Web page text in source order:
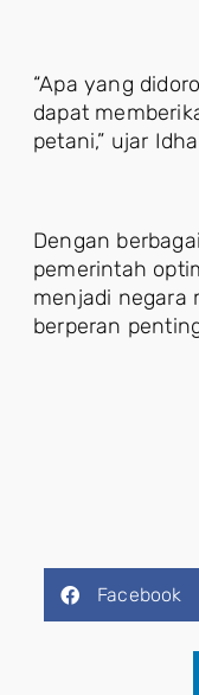
“Apa yang
dapat
petani,” ujar
Dengan
pemerintah
menjadi negara
berperan
Facebook